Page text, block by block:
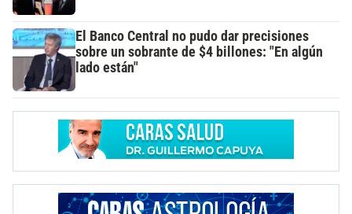
El Banco Central no pudo dar precisiones
sobre un sobrante de $4 billones: "En algún
lado están"